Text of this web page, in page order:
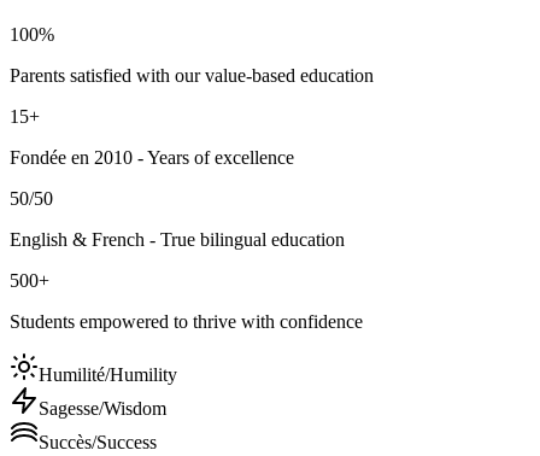
100%
Parents satisfied with our value-based education
15+
Fondée en 2010 - Years of excellence
50/50
English & French - True bilingual education
500+
Students empowered to thrive with confidence
Humilité/Humility
Sagesse/Wisdom
Succès/Success